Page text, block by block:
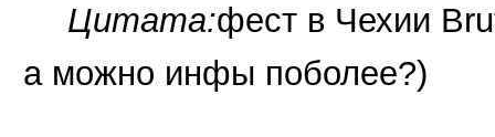
Цитата:фест в Чехии
а можно инфы поболее?)